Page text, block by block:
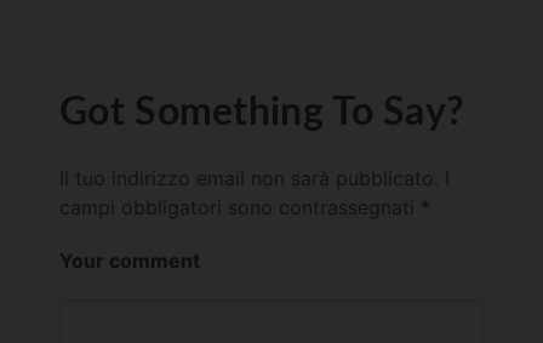
Got Something To Say?
Il tuo indirizzo email non sarà pubblicato.
campi obbligatori sono contrassegnati *
Your comment